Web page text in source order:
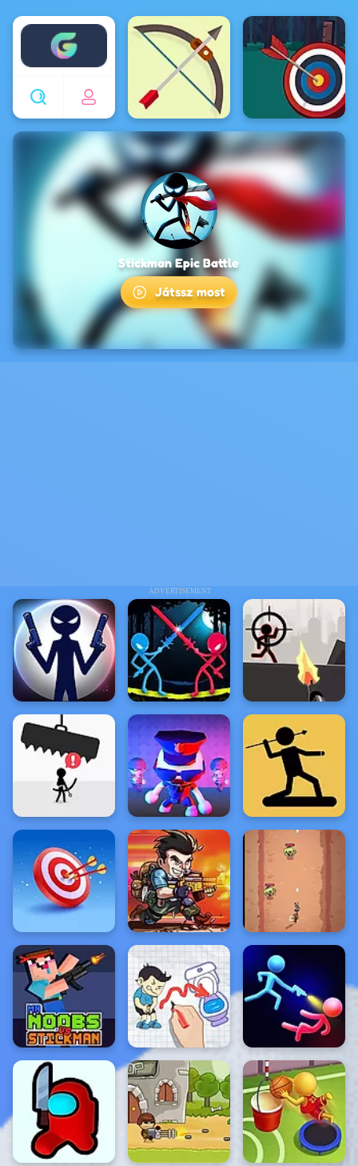
Enjoy4fun
ADVERTISEMENT
Stickman Epic Battle
Játssz most